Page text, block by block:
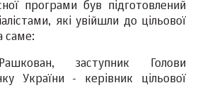
програми був підготовлений
які увійшли до цільової
саме:
заступник Голови
України - керівник цільової